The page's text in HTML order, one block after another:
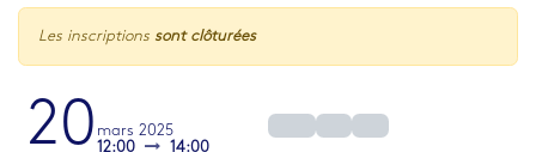
Les inscriptions sont clôturées
20 mars 2025
12:00
14:00